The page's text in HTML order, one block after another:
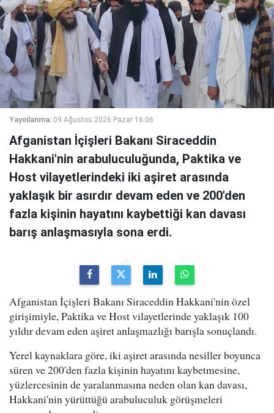
Yayınlanma: 09 Ağustos 2026 Pazar 16:06
Afganistan İçişleri Bakanı Siraceddin
Hakkani'nin arabuluculuğunda, Paktika ve
Host vilayetlerindeki iki aşiret arasında
yaklaşık bir asırdır devam eden ve 200'den
fazla kişinin hayatını kaybettiği kan davası
barış anlaşmasıyla sona erdi.
Afganistan İçişleri Bakanı Siraceddin Hakkani'nin özel
girişimiyle, Paktika ve Host vilayetlerinde yaklaşık 100
yıldır devam eden aşiret anlaşmazlığı barışla sonuçlandı.
Yerel kaynaklara göre, iki aşiret arasında nesiller boyunca
süren ve 200'den fazla kişinin hayatını kaybetmesine,
yüzlercesinin de yaralanmasına neden olan kan davası,
Hakkani'nin yürüttüğü arabuluculuk görüşmeleri